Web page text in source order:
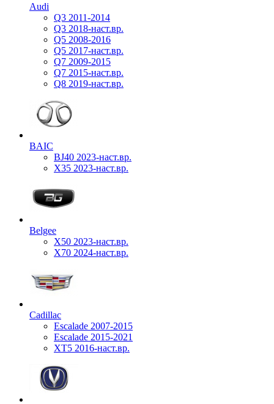
Audi
Q3 2011-2014
Q3 2018-наст.вр.
Q5 2008-2016
Q5 2017-наст.вр.
Q7 2009-2015
Q7 2015-наст.вр.
Q8 2019-наст.вр.
BAIC
BJ40 2023-наст.вр.
X35 2023-наст.вр.
Belgee
X50 2023-наст.вр.
X70 2024-наст.вр.
Cadillac
Escalade 2007-2015
Escalade 2015-2021
XT5 2016-наст.вр.